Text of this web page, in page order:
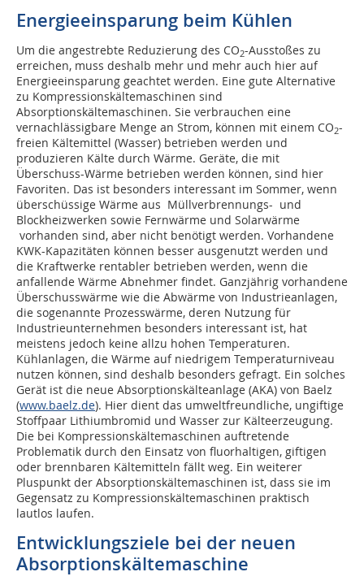
Energieeinsparung beim Kühlen
Um die angestrebte Reduzierung des CO2-Ausstoßes zu
erreichen, muss deshalb mehr und mehr auch hier auf
Energieeinsparung geachtet werden. Eine gute Alternative
zu Kompressionskältemaschinen sind
Absorptionskältemaschinen. Sie verbrauchen eine
vernachlässigbare Menge an Strom, können mit einem CO2-
freien Kältemittel (Wasser) betrieben werden und
produzieren Kälte durch Wärme. Geräte, die mit
Überschuss-Wärme betrieben werden können, sind hier
Favoriten. Das ist besonders interessant im Sommer, wenn
überschüssige Wärme aus Müllverbrennungs- und
Blockheizwerken sowie Fernwärme und Solarwärme
vorhanden sind, aber nicht benötigt werden. Vorhandene
KWK-Kapazitäten können besser ausgenutzt werden und
die Kraftwerke rentabler betrieben werden, wenn die
anfallende Wärme Abnehmer findet. Ganzjährig vorhandene
Überschusswärme wie die Abwärme von Industrieanlagen,
die sogenannte Prozesswärme, deren Nutzung für
Industrieunternehmen besonders interessant ist, hat
meistens jedoch keine allzu hohen Temperaturen.
Kühlanlagen, die Wärme auf niedrigem Temperaturniveau
nutzen können, sind deshalb besonders gefragt. Ein solches
Gerät ist die neue Absorptionskälteanlage (AKA) von Baelz
(www.baelz.de). Hier dient das umweltfreundliche, ungiftige
Stoffpaar Lithiumbromid und Wasser zur Kälteerzeugung.
Die bei Kompressionskältemaschinen auftretende
Problematik durch den Einsatz von fluorhaltigen, giftigen
oder brennbaren Kältemitteln fällt weg. Ein weiterer
Pluspunkt der Absorptionskältemaschinen ist, dass sie im
Gegensatz zu Kompressionskältemaschinen praktisch
lautlos laufen.
Entwicklungsziele bei der neuen
Absorptionskältemaschine